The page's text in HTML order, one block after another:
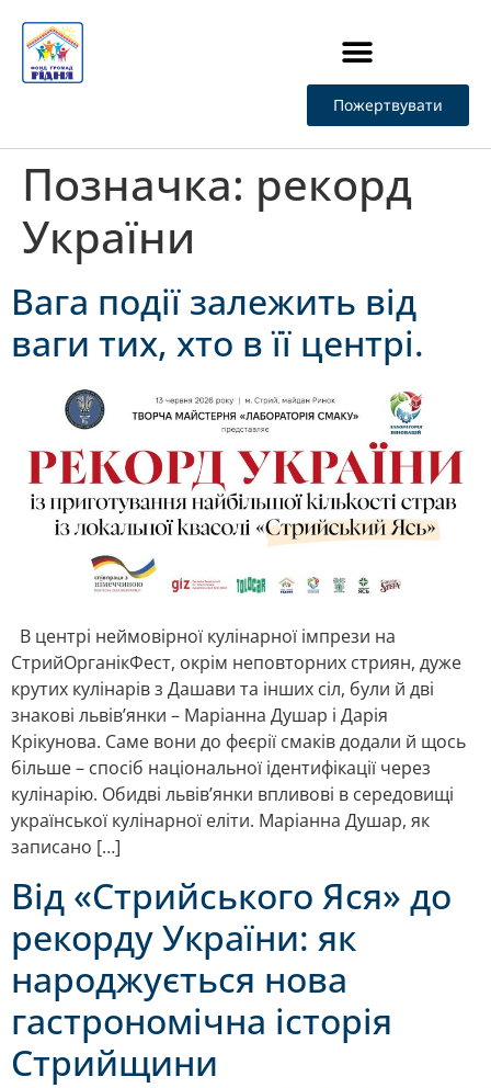
Пожертвувати
Позначка: рекорд
України
Вага події залежить від
ваги тих, хто в її центрі.
В центрі неймовірної кулінарної імпрези на
СтрийОрганікФест, окрім неповторних стриян, дуже
крутих кулінарів з Дашави та інших сіл, були й дві
знакові львів’янки – Маріанна Душар і Дарія
Крікунова. Саме вони до феєрії смаків додали й щось
більше – спосіб національної ідентифікації через
кулінарію. Обидві львів’янки впливові в середовищі
української кулінарної еліти. Маріанна Душар, як
записано […]
Від «Стрийського Яся» до
рекорду України: як
народжується нова
гастрономічна історія
Стрийщини